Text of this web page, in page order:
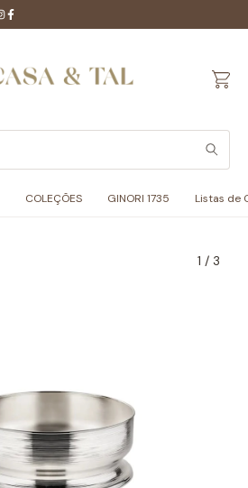
COLEÇÕES GINORI 1735 Listas de
1 / 3